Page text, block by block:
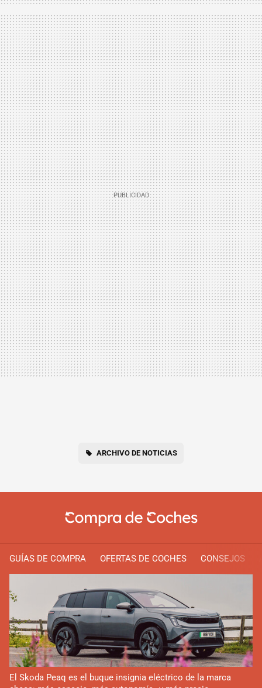
ARCHIVO DE NOTICIAS
GUÍAS DE COMPRA OFERTAS DE COCHES CONSEJOS
El Skoda Peaq es el buque insignia eléctrico de la marca